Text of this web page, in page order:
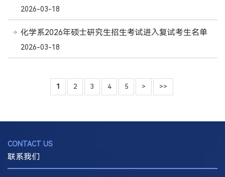
2026-03-18
化学系2026年硕士研究生招生考试进入复试考生名单
2026-03-18
1 2 3 4 5 > >>
CONTACT US
联系我们